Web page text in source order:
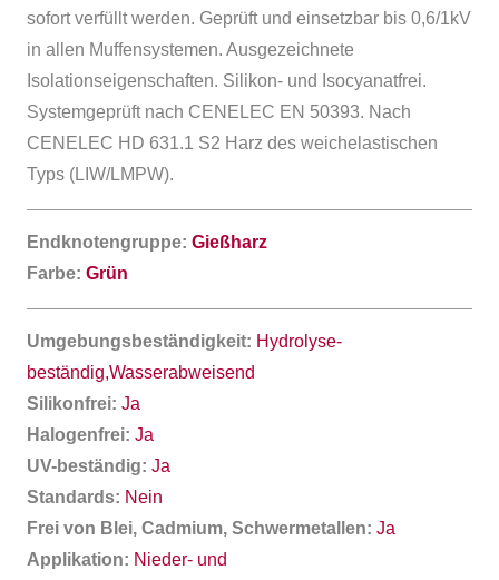
sofort verfüllt werden. Geprüft und einsetzbar bis 0,6/1kV
in allen Muffensystemen. Ausgezeichnete
Isolationseigenschaften. Silikon- und Isocyanatfrei.
Systemgeprüft nach CENELEC EN 50393. Nach
CENELEC HD 631.1 S2 Harz des weichelastischen
Typs (LIW/LMPW).
Endknotengruppe: Gießharz
Farbe: Grün
Umgebungsbeständigkeit: Hydrolyse-
beständig,Wasserabweisend
Silikonfrei: Ja
Halogenfrei: Ja
UV-beständig: Ja
Standards: Nein
Frei von Blei, Cadmium, Schwermetallen: Ja
Applikation: Nieder- und